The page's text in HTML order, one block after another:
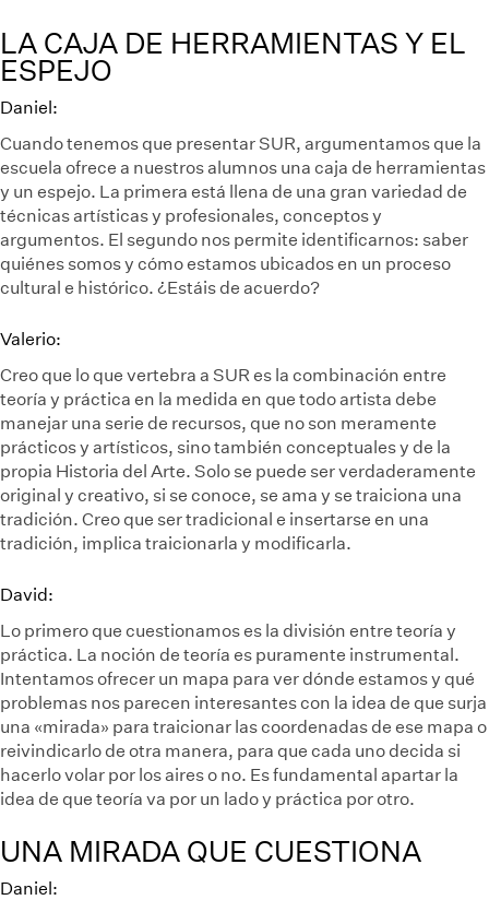
LA CAJA DE HERRAMIENTAS Y EL
ESPEJO
Daniel:
Cuando tenemos que presentar SUR, argumentamos que la
escuela ofrece a nuestros alumnos una caja de herramientas
y un espejo. La primera está llena de una gran variedad de
técnicas artísticas y profesionales, conceptos y
argumentos. El segundo nos permite identificarnos: saber
quiénes somos y cómo estamos ubicados en un proceso
cultural e histórico. ¿Estáis de acuerdo?
Valerio:
Creo que lo que vertebra a SUR es la combinación entre
teoría y práctica en la medida en que todo artista debe
manejar una serie de recursos, que no son meramente
prácticos y artísticos, sino también conceptuales y de la
propia Historia del Arte. Solo se puede ser verdaderamente
original y creativo, si se conoce, se ama y se traiciona una
tradición. Creo que ser tradicional e insertarse en una
tradición, implica traicionarla y modificarla.
David:
Lo primero que cuestionamos es la división entre teoría y
práctica. La noción de teoría es puramente instrumental.
Intentamos ofrecer un mapa para ver dónde estamos y qué
problemas nos parecen interesantes con la idea de que surja
una «mirada» para traicionar las coordenadas de ese mapa o
reivindicarlo de otra manera, para que cada uno decida si
hacerlo volar por los aires o no. Es fundamental apartar la
idea de que teoría va por un lado y práctica por otro.
UNA MIRADA QUE CUESTIONA
Daniel: